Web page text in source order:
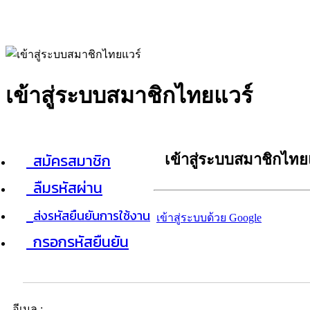
เข้าสู่ระบบสมาชิกไทยแวร์
สมัครสมาชิก
ลืมรหัสผ่าน
ส่งรหัสยืนยันการใช้งาน
กรอกรหัสยืนยัน
เข้าสู่ระบบสมาชิกไท
เข้าสู่ระบบด้วย Google